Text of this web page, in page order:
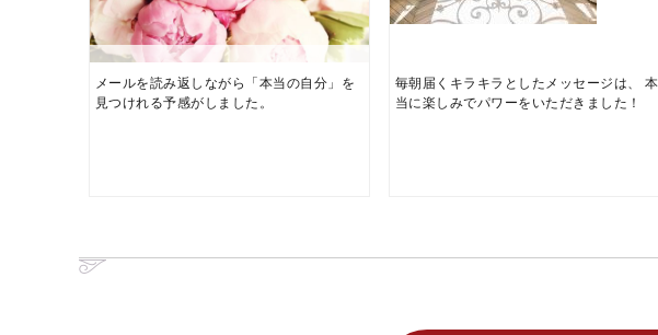
メールを読み返しながら「本当の自分」を
見つけれる予感がしました。
毎朝届くキラキラとしたメッセージは、 本
当に楽しみでパワーをいただきました！